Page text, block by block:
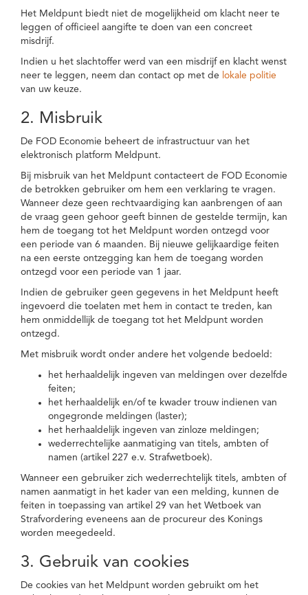
Het Meldpunt biedt niet de mogelijkheid om klacht neer te
leggen of officieel aangifte te doen van een concreet
misdrijf.
Indien u het slachtoffer werd van een misdrijf en klacht wenst
neer te leggen, neem dan contact op met de lokale politie
van uw keuze.
2. Misbruik
De FOD Economie beheert de infrastructuur van het
elektronisch platform Meldpunt.
Bij misbruik van het Meldpunt contacteert de FOD Economie
de betrokken gebruiker om hem een verklaring te vragen.
Wanneer deze geen rechtvaardiging kan aanbrengen of aan
de vraag geen gehoor geeft binnen de gestelde termijn, kan
hem de toegang tot het Meldpunt worden ontzegd voor
een periode van 6 maanden. Bij nieuwe gelijkaardige feiten
na een eerste ontzegging kan hem de toegang worden
ontzegd voor een periode van 1 jaar.
Indien de gebruiker geen gegevens in het Meldpunt heeft
ingevoerd die toelaten met hem in contact te treden, kan
hem onmiddellijk de toegang tot het Meldpunt worden
ontzegd.
Met misbruik wordt onder andere het volgende bedoeld:
het herhaaldelijk ingeven van meldingen over dezelfde
feiten;
het herhaaldelijk en/of te kwader trouw indienen van
ongegronde meldingen (laster);
het herhaaldelijk ingeven van zinloze meldingen;
wederrechtelijke aanmatiging van titels, ambten of
namen (artikel 227 e.v. Strafwetboek).
Wanneer een gebruiker zich wederrechtelijk titels, ambten of
namen aanmatigt in het kader van een melding, kunnen de
feiten in toepassing van artikel 29 van het Wetboek van
Strafvordering eveneens aan de procureur des Konings
worden meegedeeld.
3. Gebruik van cookies
De cookies van het Meldpunt worden gebruikt om het